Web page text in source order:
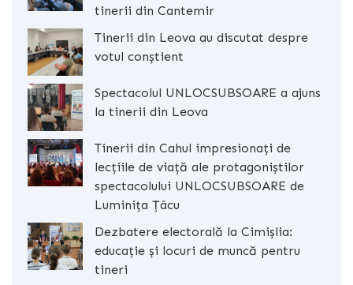
tinerii din Cantemir
Tinerii din Leova au discutat despre
votul conștient
Spectacolul UNLOCSUBSOARE a ajuns
la tinerii din Leova
Tinerii din Cahul impresionați de
lecțiile de viață ale protagoniștilor
spectacolului UNLOCSUBSOARE de
Luminița Țâcu
Dezbatere electorală la Cimișlia:
educație și locuri de muncă pentru
tineri